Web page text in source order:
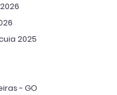
2025
- GO